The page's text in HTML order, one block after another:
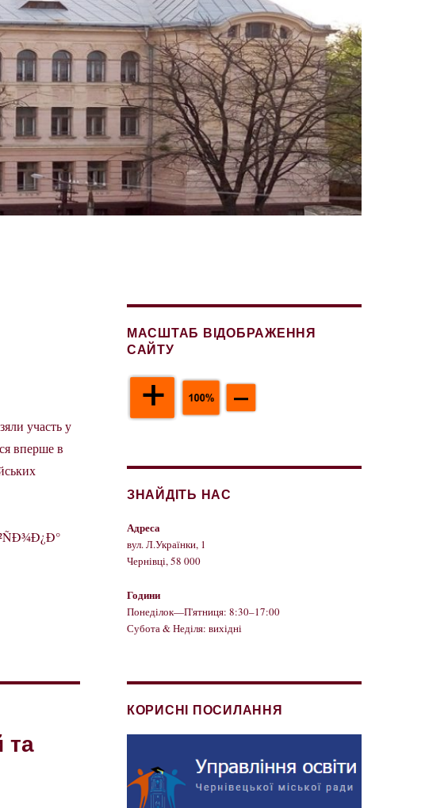
участь у
вперше в
та
МАСШТАБ ВІДОБРАЖЕННЯ
САЙТУ
ЗНАЙДІТЬ НАС
Адреса
вул. Л.Українки, 1
Чернівці, 58 000
Години
Понеділок—П'ятниця: 8:30–17:00
Субота & Неділя: вихідні
КОРИСНІ ПОСИЛАННЯ